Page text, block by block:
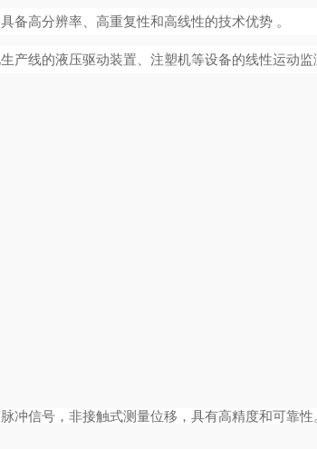
备高分辨率、高重复性和高线性的技术优势 。
产线的液压驱动装置、注塑机等设备的线性运动监
冲信号，非接触式测量位移，具有高精度和可靠性